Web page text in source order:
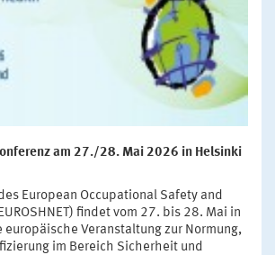
am 27./28. Mai 2026 in Helsinki
European Occupational Safety and
findet vom 27. bis 28. Mai in
europäische Veranstaltung zur Normung,
im Bereich Sicherheit und